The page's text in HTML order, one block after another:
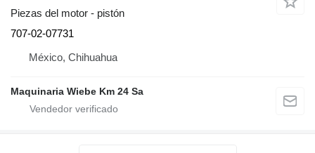
Piezas del motor - pistón
707-02-07731
México, Chihuahua
Maquinaria Wiebe Km 24 Sa